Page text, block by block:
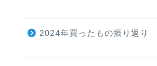
2024年買ったもの振り返り